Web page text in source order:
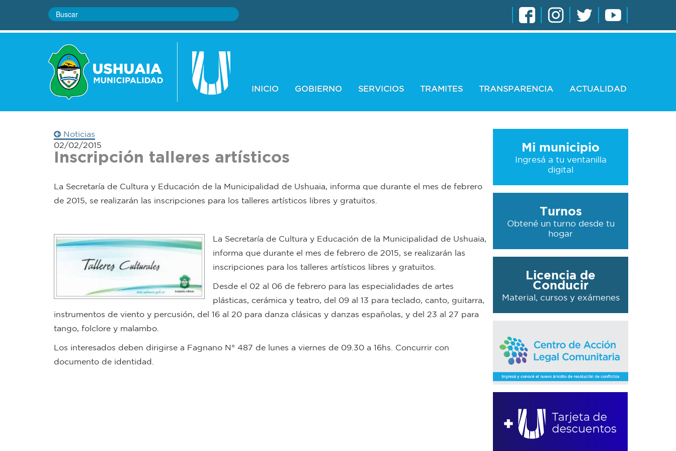
INICIO GOBIERNO SERVICIOS TRAMITES TRANSPARENCIA ACTUALIDAD
Noticias
02/02/2015
Inscripción talleres artísticos
La Secretaría de Cultura y Educación de la Municipalidad de Ushuaia, informa que durante el mes de febrero
de 2015, se realizarán las inscripciones para los talleres artísticos libres y gratuitos.
La Secretaría de Cultura y Educación de la Municipalidad de Ushuaia,
informa que durante el mes de febrero de 2015, se realizarán las
inscripciones para los talleres artísticos libres y gratuitos.
Desde el 02 al 06 de febrero para las especialidades de artes
plásticas, cerámica y teatro, del 09 al 13 para teclado, canto, guitarra,
instrumentos de viento y percusión, del 16 al 20 para danza clásicas y danzas españolas, y del 23 al 27 para
tango, folclore y malambo.
Los interesados deben dirigirse a Fagnano N° 487 de lunes a viernes de 09.30 a 16hs. Concurrir con
documento de identidad.
Mi municipio
Ingresá a tu ventanilla
digital
Turnos
Obtené un turno desde tu
hogar
Licencia de
Conducir
Material, cursos y exámenes